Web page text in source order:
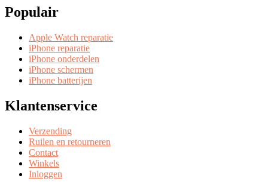
Populair
Apple Watch reparatie
iPhone reparatie
iPhone onderdelen
iPhone schermen
iPhone batterijen
Klantenservice
Verzending
Ruilen en retourneren
Contact
Winkels
Inloggen